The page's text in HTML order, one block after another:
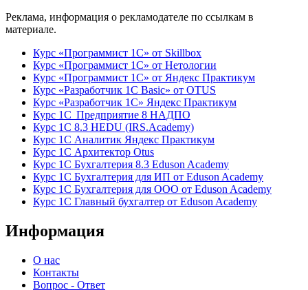
Реклама, информация о рекламодателе по ссылкам в
материале.
Курс «Программист 1С» от Skillbox
Курс «Программист 1С» от Нетологии
Курс «Программист 1С» от Яндекс Практикум
Курс «Разработчик 1С Basic» от OTUS
Курс «Разработчик 1С» Яндекс Практикум
Курс 1С Предприятие 8 НАДПО
Курс 1С 8.3 HEDU (IRS.Academy)
Курс 1С Аналитик Яндекс Практикум
Курс 1С Архитектор Otus
Курс 1С Бухгалтерия 8.3 Eduson Academy
Курс 1С Бухгалтерия для ИП от Eduson Academy
Курс 1С Бухгалтерия для ООО от Eduson Academy
Курс 1С Главный бухгалтер от Eduson Academy
Информация
О нас
Контакты
Вопрос - Ответ